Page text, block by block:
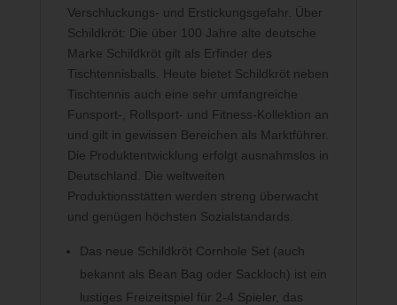
Verschluckungs- und Erstickungsgefahr. Über
Schildkröt: Die über 100 Jahre alte deutsche
Marke Schildkröt gilt als Erfinder des
Tischtennisballs. Heute bietet Schildkröt neben
Tischtennis auch eine sehr umfangreiche
Funsport-, Rollsport- und Fitness-Kollektion an
und gilt in gewissen Bereichen als Marktführer.
Die Produktentwicklung erfolgt ausnahmslos in
Deutschland. Die weltweiten
Produktionsstätten werden streng überwacht
und genügen höchsten Sozialstandards.
Das neue Schildkröt Cornhole Set (auch
bekannt als Bean Bag oder Sackloch) ist ein
lustiges Freizeitspiel für 2-4 Spieler, das